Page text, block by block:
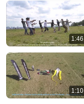
1:46
1:10